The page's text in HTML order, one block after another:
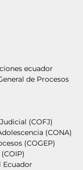
ecuador
de Procesos
(COFJ)
(CONA)
(COGEP)
Ecuador